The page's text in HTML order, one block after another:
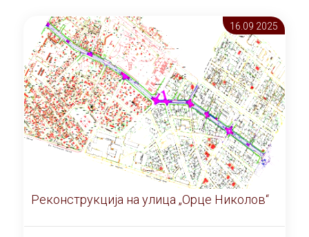
16.09 2025
Реконструкција на улица „Орце Николов“